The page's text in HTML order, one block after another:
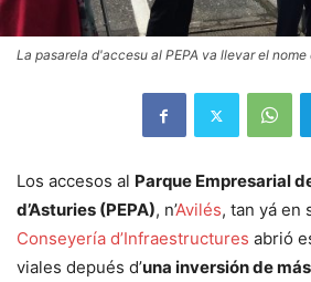
La pasarela d'accesu al PEPA va llevar el nome
Los accesos al Parque Empresarial
d’Asturies (PEPA), n’Avilés, tan yá en
Conseyería d’Infraestructures abrió
viales depués d’una inversión de